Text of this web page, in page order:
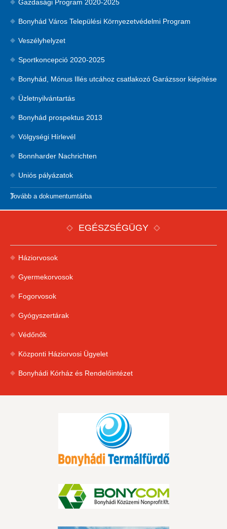
Gazdasági Program 2020-2025
Bonyhád Város Települési Környezetvédelmi Program
Veszélyhelyzet
Sportkoncepció 2020-2025
Bonyhád, Mónus Illés utcához csatlakozó Garázssor kiépítése
Üzletnyilvántartás
Bonyhád prospektus 2013
Völgységi Hírlevél
Bonnharder Nachrichten
Uniós pályázatok
Tovább a dokumentumtárba
EGÉSZSÉGÜGY
Háziorvosok
Gyermekorvosok
Fogorvosok
Gyógyszertárak
Védőnők
Központi Háziorvosi Ügyelet
Bonyhádi Kórház és Rendelőintézet